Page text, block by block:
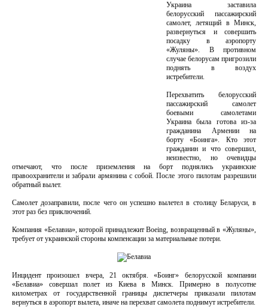
Украина заставила
белорусский пассажирский
самолет, летящий в Минск,
развернуться и совершить
посадку в аэропорту
«Жуляны». В противном
случае белорусам пригрозили
поднять в воздух
истребители.
Перехватить белорусский
пассажирский самолет
боевыми самолетами
Украина была готова из-за
гражданина Армении на
борту «Боинга». Кто этот
гражданин и что совершил,
неизвестно, но очевидцы
отмечают, что после приземления на борт поднялись украинские
правоохранители и забрали армянина с собой. После этого пилотам разрешили
обратный вылет.
Самолет дозаправили, после чего он успешно вылетел в столицу Беларуси, в
этот раз без приключений.
Компания «Белавиа», которой принадлежит Boeing, возвращенный в «Жуляны»,
требует от украинской стороны компенсации за материальные потери.
Инцидент произошел вчера, 21 октября. «Боинг» белорусской компании
«Белавиа» совершал полет из Киева в Минск. Примерно в полусотне
километрах от государственной границы диспетчеры приказали пилотам
вернуться в аэропорт вылета, иначе на перехват самолета поднимут истребители.